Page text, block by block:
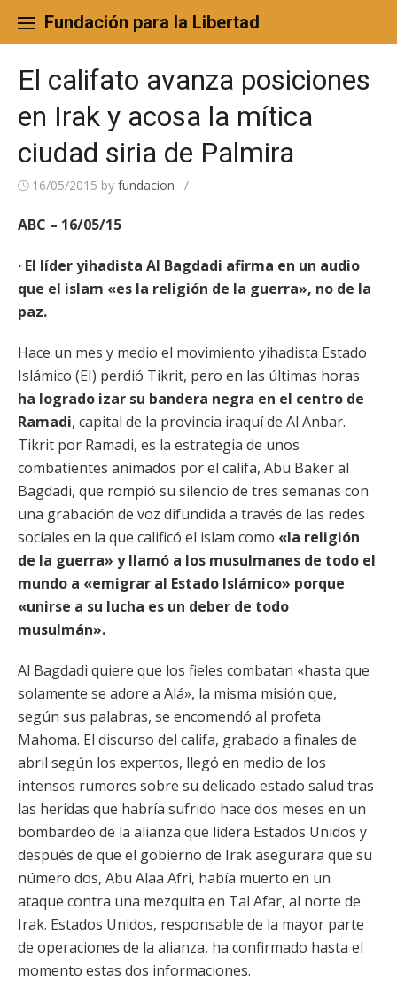
content
Fundación para la Libertad
El califato avanza posiciones
en Irak y acosa la mítica
ciudad siria de Palmira
16/05/2015 by fundacion /
ABC – 16/05/15
· El líder yihadista Al Bagdadi afirma en un audio
que el islam «es la religión de la guerra», no de la
paz.
Hace un mes y medio el movimiento yihadista Estado
Islámico (EI) perdió Tikrit, pero en las últimas horas
ha logrado izar su bandera negra en el centro de
Ramadi, capital de la provincia iraquí de Al Anbar.
Tikrit por Ramadi, es la estrategia de unos
combatientes animados por el califa, Abu Baker al
Bagdadi, que rompió su silencio de tres semanas con
una grabación de voz difundida a través de las redes
sociales en la que calificó el islam como «la religión
de la guerra» y llamó a los musulmanes de todo el
mundo a «emigrar al Estado Islámico» porque
«unirse a su lucha es un deber de todo
musulmán».
Al Bagdadi quiere que los fieles combatan «hasta que
solamente se adore a Alá», la misma misión que,
según sus palabras, se encomendó al profeta
Mahoma. El discurso del califa, grabado a finales de
abril según los expertos, llegó en medio de los
intensos rumores sobre su delicado estado salud tras
las heridas que habría sufrido hace dos meses en un
bombardeo de la alianza que lidera Estados Unidos y
después de que el gobierno de Irak asegurara que su
número dos, Abu Alaa Afri, había muerto en un
ataque contra una mezquita en Tal Afar, al norte de
Irak. Estados Unidos, responsable de la mayor parte
de operaciones de la alianza, ha confirmado hasta el
momento estas dos informaciones.